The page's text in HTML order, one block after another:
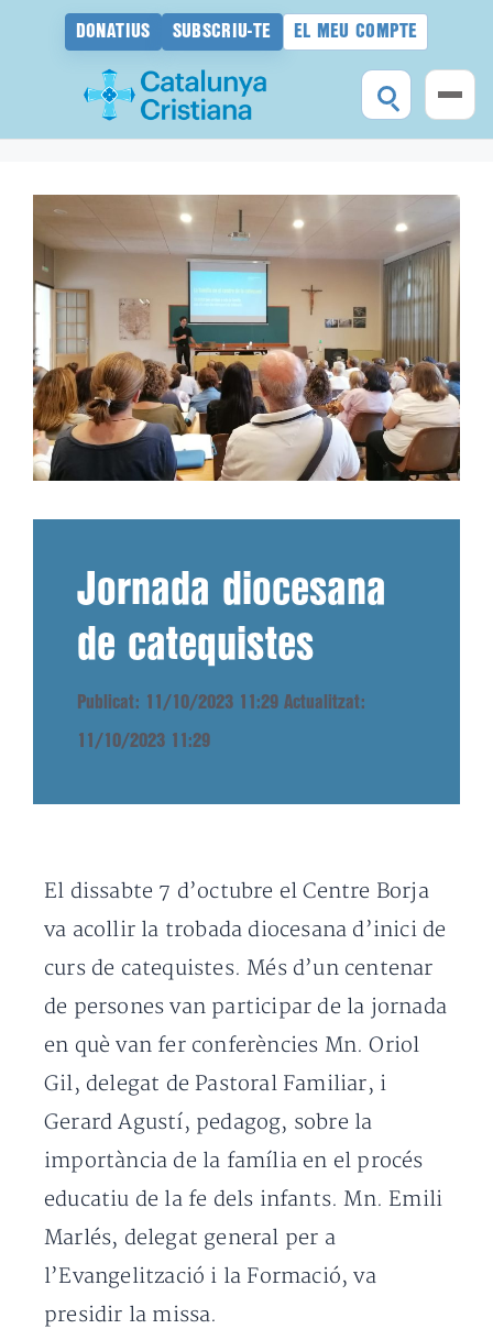
DONATIUS SUBSCRIU-TE EL MEU COMPTE
contingut
Jornada diocesana
de catequistes
Publicat: 11/10/2023 11:29 Actualitzat:
11/10/2023 11:29
El dissabte 7 d’octubre el Centre Borja
va acollir la trobada diocesana d’inici de
curs de catequistes. Més d’un centenar
de persones van participar de la jornada
en què van fer conferències Mn. Oriol
Gil, delegat de Pastoral Familiar, i
Gerard Agustí, pedagog, sobre la
importància de la família en el procés
educatiu de la fe dels infants. Mn. Emili
Marlés, delegat general per a
l’Evangelització i la Formació, va
presidir la missa.